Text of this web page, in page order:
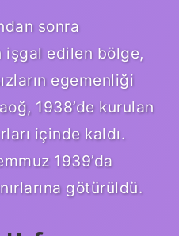
sonra
işgal edilen bölge,
egemenliği
1938’de kurulan
içinde kaldı.
1939’da
götürüldü.